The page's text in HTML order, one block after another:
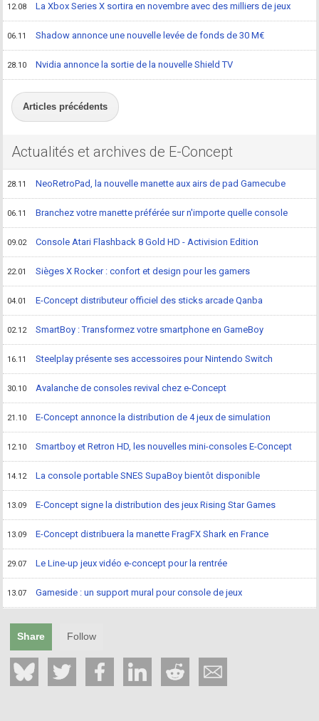
12.08 La Xbox Series X sortira en novembre avec des milliers de jeux
06.11 Shadow annonce une nouvelle levée de fonds de 30 M€
28.10 Nvidia annonce la sortie de la nouvelle Shield TV
Articles précédents
Actualités et archives de E-Concept
28.11 NeoRetroPad, la nouvelle manette aux airs de pad Gamecube
06.11 Branchez votre manette préférée sur n'importe quelle console
09.02 Console Atari Flashback 8 Gold HD - Activision Edition
22.01 Sièges X Rocker : confort et design pour les gamers
04.01 E-Concept distributeur officiel des sticks arcade Qanba
02.12 SmartBoy : Transformez votre smartphone en GameBoy
16.11 Steelplay présente ses accessoires pour Nintendo Switch
30.10 Avalanche de consoles revival chez e-Concept
21.10 E-Concept annonce la distribution de 4 jeux de simulation
12.10 Smartboy et Retron HD, les nouvelles mini-consoles E-Concept
14.12 La console portable SNES SupaBoy bientôt disponible
13.09 E-Concept signe la distribution des jeux Rising Star Games
13.09 E-Concept distribuera la manette FragFX Shark en France
29.07 Le Line-up jeux vidéo e-concept pour la rentrée
13.07 Gameside : un support mural pour console de jeux
Share Follow